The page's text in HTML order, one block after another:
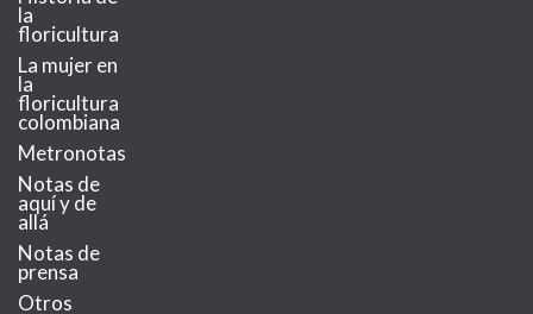
la
floricultura
La mujer en
la
floricultura
colombiana
Metronotas
Notas de
aquí y de
allá
Notas de
prensa
Otros